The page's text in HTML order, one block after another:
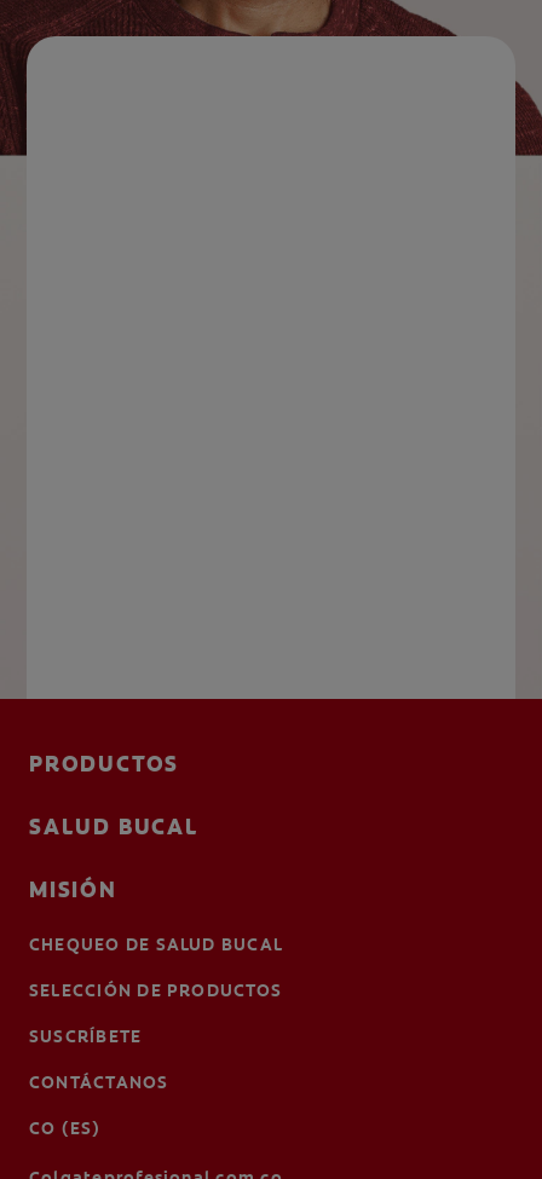
PRODUCTOS
SALUD BUCAL
MISIÓN
CHEQUEO DE SALUD BUCAL
SELECCIÓN DE PRODUCTOS
SUSCRÍBETE
CONTÁCTANOS
CO (ES)